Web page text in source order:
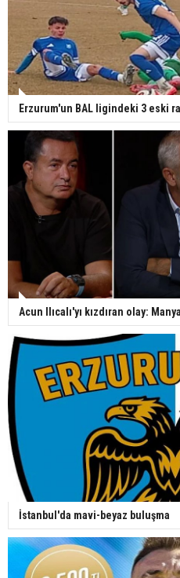
Erzurum'un BAL ligindeki 3 eski
Acun Ilıcalı'yı kızdıran olay:
İstanbul'da mavi-beyaz buluşma